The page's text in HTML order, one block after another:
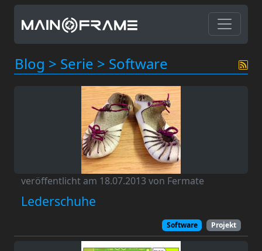
Blog > Serie > Software
veröffentlicht am 18.07.2013 von Fermate
Lederschuhe
Software Projekt